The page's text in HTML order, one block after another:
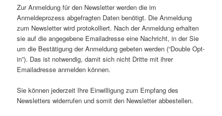
Zur Anmeldung für den Newsletter werden die im
Anmeldeprozess abgefragten Daten benötigt. Die Anmeldung
zum Newsletter wird protokolliert. Nach der Anmeldung erhalten
sie auf die angegebene Emailadresse eine Nachricht, in der Sie
um die Bestätigung der Anmeldung gebeten werden (“Double Opt-
in”). Das ist notwendig, damit sich nicht Dritte mit ihrer
Emailadresse anmelden können.
Sie können jederzeit Ihre Einwilligung zum Empfang des
Newsletters widerrufen und somit den Newsletter abbestellen.